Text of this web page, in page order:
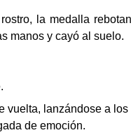
la medalla
manos y cayó al suelo.
vuelta, lanzándose a
de emoción.